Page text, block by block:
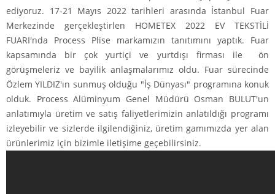
ediyoruz. 17-21 Mayıs 2022 tarihleri arasında İstanbul Fuar
Merkezinde gerçekleştirlen HOMETEX 2022 EV TEKSTİLİ
FUARI'nda Process Plise markamızın tanıtımını yaptık. Fuar
kapsamında bir çok yurtiçi ve yurtdışı firması ile ön
görüşmeleriz ve bayilik anlaşmalarımız oldu. Fuar sürecinde
Özlem YILDIZ'ın sunmuş olduğu "İş Dünyası" programına konuk
olduk. Process Alüminyum Genel Müdürü Osman BULUT'un
anlatımıyla üretim ve satış faliyetlerimizin anlatıldığı programı
izleyebilir ve sizlerde ilgilendiğiniz, üretim gamımızda yer alan
ürünlerimiz için bizimle iletişime geçebilirsiniz.